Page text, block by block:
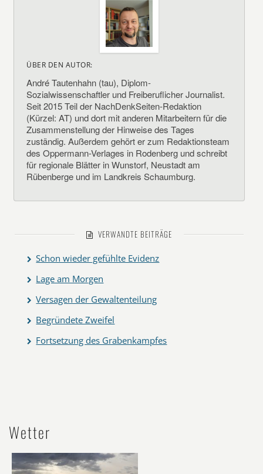
ÜBER DEN AUTOR:
André Tautenhahn (tau), Diplom-
Sozialwissenschaftler und Freiberuflicher Journalist.
Seit 2015 Teil der NachDenkSeiten-Redaktion
(Kürzel: AT) und dort mit anderen Mitarbeitern für die
Zusammenstellung der Hinweise des Tages
zuständig. Außerdem gehört er zum Redaktionsteam
des Oppermann-Verlages in Rodenberg und schreibt
für regionale Blätter in Wunstorf, Neustadt am
Rübenberge und im Landkreis Schaumburg.
VERWANDTE BEITRÄGE
Schon wieder gefühlte Evidenz
Lage am Morgen
Versagen der Gewaltenteilung
Begründete Zweifel
Fortsetzung des Grabenkampfes
Wetter